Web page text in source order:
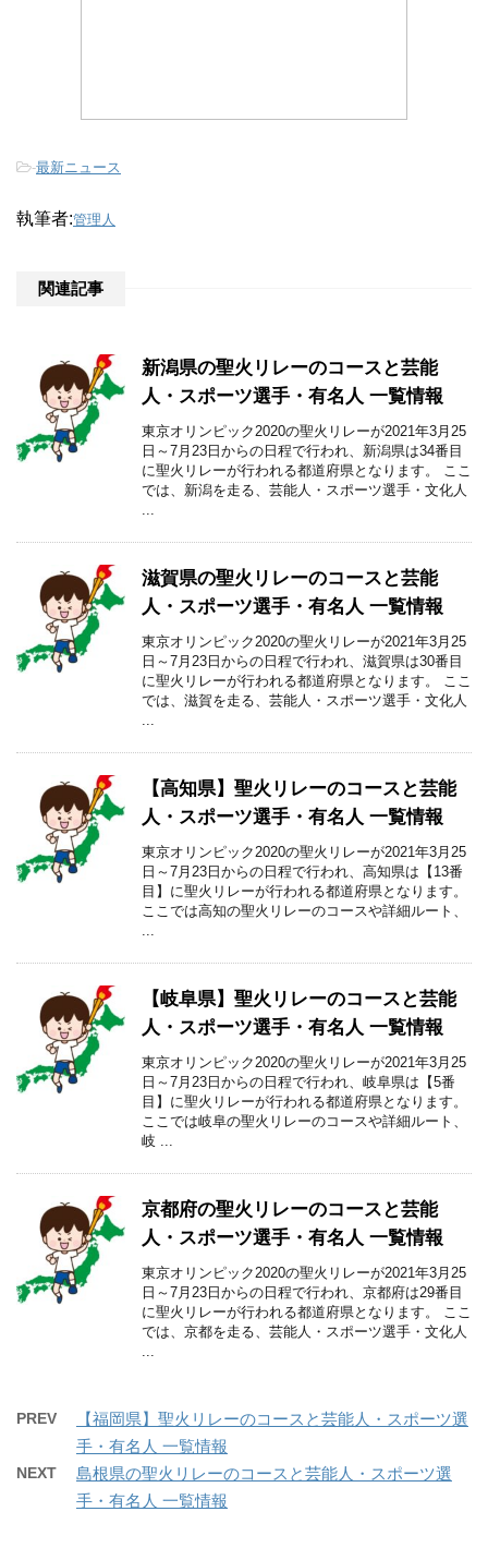
-最新ニュース
執筆者:管理人
関連記事
新潟県の聖火リレーのコースと芸能
人・スポーツ選手・有名人 一覧情報
東京オリンピック2020の聖火リレーが2021年3月25
日～7月23日からの日程で行われ、新潟県は34番目
に聖火リレーが行われる都道府県となります。 ここ
では、新潟を走る、芸能人・スポーツ選手・文化人
...
滋賀県の聖火リレーのコースと芸能
人・スポーツ選手・有名人 一覧情報
東京オリンピック2020の聖火リレーが2021年3月25
日～7月23日からの日程で行われ、滋賀県は30番目
に聖火リレーが行われる都道府県となります。 ここ
では、滋賀を走る、芸能人・スポーツ選手・文化人
...
【高知県】聖火リレーのコースと芸能
人・スポーツ選手・有名人 一覧情報
東京オリンピック2020の聖火リレーが2021年3月25
日～7月23日からの日程で行われ、高知県は【13番
目】に聖火リレーが行われる都道府県となります。
ここでは高知の聖火リレーのコースや詳細ルート、
...
【岐阜県】聖火リレーのコースと芸能
人・スポーツ選手・有名人 一覧情報
東京オリンピック2020の聖火リレーが2021年3月25
日～7月23日からの日程で行われ、岐阜県は【5番
目】に聖火リレーが行われる都道府県となります。
ここでは岐阜の聖火リレーのコースや詳細ルート、
岐 ...
京都府の聖火リレーのコースと芸能
人・スポーツ選手・有名人 一覧情報
東京オリンピック2020の聖火リレーが2021年3月25
日～7月23日からの日程で行われ、京都府は29番目
に聖火リレーが行われる都道府県となります。 ここ
では、京都を走る、芸能人・スポーツ選手・文化人
...
PREV
【福岡県】聖火リレーのコースと芸能人・スポーツ選
手・有名人 一覧情報
NEXT
島根県の聖火リレーのコースと芸能人・スポーツ選
手・有名人 一覧情報